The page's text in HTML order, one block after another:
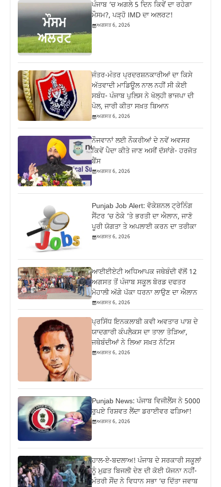
ਪੰਜਾਬ ‘ਚ ਅਗਲੇ 5 ਦਿਨ ਕਿਵੇਂ ਦਾ ਰਹੇਗਾ
ਮੌਸਮ?, ਪੜ੍ਹੋ IMD ਦਾ ਅਲਰਟ!
ਅਗਸਤ 6, 2026
ਜੰਤਰ-ਮੰਤਰ ਪ੍ਰਦਰਸ਼ਨਕਾਰੀਆਂ ਦਾ ਕਿਸੇ
ਅੱਤਵਾਦੀ ਮਾਡਿਊਲ ਨਾਲ ਨਹੀਂ ਸੀ ਕੋਈ
ਸਬੰਧ- ਪੰਜਾਬ ਪੁਲਿਸ ਨੇ ਖੋਲ੍ਹੀ ਭਾਜਪਾ ਦੀ
ਪੋਲ, ਜਾਰੀ ਕੀਤਾ ਸਖ਼ਤ ਬਿਆਨ
ਅਗਸਤ 6, 2026
ਨੌਜਵਾਨਾਂ ਲਈ ਨੌਕਰੀਆਂ ਦੇ ਨਵੇਂ ਅਵਸਰ
ਕਿਵੇਂ ਪੈਦਾ ਕੀਤੇ ਜਾਣ ਅਸੀਂ ਦੱਸਾਂਗੇ- ਹਰਜੋਤ
ਬੈਂਸ
ਅਗਸਤ 6, 2026
Punjab Job Alert: ਵੋਕੇਸ਼ਨਲ ਟ੍ਰੇਨਿੰਗ
ਸੈਂਟਰ ‘ਚ ਠੇਕੇ ‘ਤੇ ਭਰਤੀ ਦਾ ਐਲਾਨ, ਜਾਣੋ
ਪੂਰੀ ਯੋਗਤਾ ਤੇ ਅਪਲਾਈ ਕਰਨ ਦਾ ਤਰੀਕਾ
ਅਗਸਤ 6, 2026
ਆਈਈਏਟੀ ਅਧਿਆਪਕ ਜਥੇਬੰਦੀ ਵੱਲੋਂ 12
ਅਗਸਤ ਤੋਂ ਪੰਜਾਬ ਸਕੂਲ ਬੋਰਡ ਦਫਤਰ
ਮੋਹਾਲੀ ਅੱਗੇ ਪੱਕਾ ਧਰਨਾ ਲਾਉਣ ਦਾ ਐਲਾਨ
ਅਗਸਤ 6, 2026
ਪ੍ਰਸਿੱਧ ਇਨਕਲਾਬੀ ਕਵੀ ਅਵਤਾਰ ਪਾਸ਼ ਦੇ
ਯਾਦਗਾਰੀ ਕੰਪਲੈਕਸ ਦਾ ਤਾਲਾ ਤੋੜਿਆ,
ਜਥੇਬੰਦੀਆਂ ਨੇ ਲਿਆ ਸਖ਼ਤ ਨੋਟਿਸ
ਅਗਸਤ 6, 2026
Punjab News: ਪੰਜਾਬ ਵਿਜੀਲੈਂਸ ਨੇ 5000
ਰੁਪਏ ਰਿਸ਼ਵਤ ਲੈਂਦਾ ਡਰਾਈਵਰ ਫੜਿਆ!
ਅਗਸਤ 6, 2026
ਹਾਲ-ਏ-ਬਦਲਾਅ! ਪੰਜਾਬ ਦੇ ਸਰਕਾਰੀ ਸਕੂਲਾਂ
ਨੂੰ ਮੁਫ਼ਤ ਬਿਜਲੀ ਦੇਣ ਦੀ ਕੋਈ ਯੋਜਨਾ ਨਹੀਂ-
ਮੰਤਰੀ ਸੌਂਦ ਨੇ ਵਿਧਾਨ ਸਭਾ ‘ਚ ਦਿੱਤਾ ਜਵਾਬ